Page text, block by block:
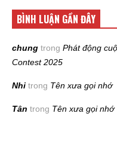
BÌNH LUẬN GẦN ĐÂY
chung trong Phát động
Contest 2025
Nhi trong Tên xưa gọi nhớ
Tân trong Tên xưa gọi nhớ